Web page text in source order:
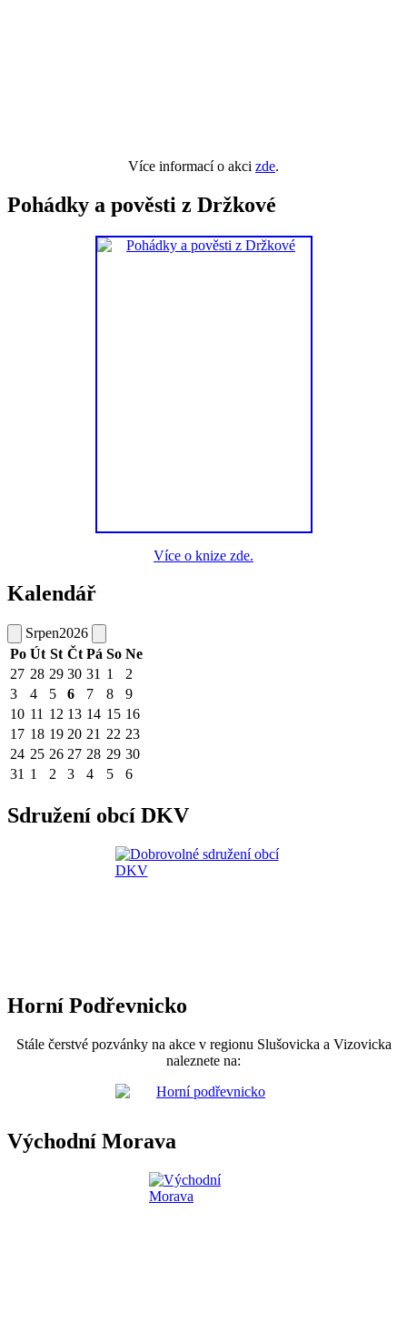
Více informací o akci zde.
Pohádky a pověsti z Držkové
Více o knize zde.
Kalendář
Srpen2026
Po Út St Čt Pá So Ne
27 28 29 30 31 1
2
3
4 5 6 7 8
9
10 11 12 13 14 15 16
17 18 19 20 21 22 23
24 25 26 27 28 29 30
31 1 2 3 4 5 6
Sdružení obcí DKV
Horní Podřevnicko
Stále čerstvé pozvánky na akce v regionu Slušovicka a Vizovicka
naleznete na:
Východní Morava